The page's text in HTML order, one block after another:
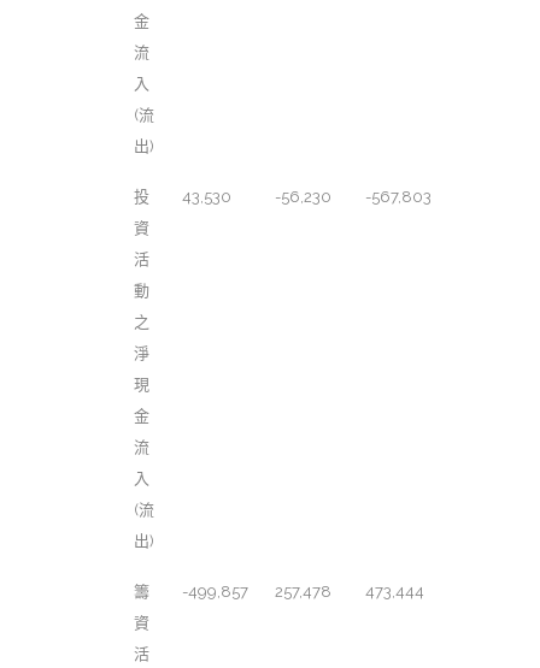
金
流
入
(流
出)
投
資
活
動
之
淨
現
金
流
入
(流
出)
43,530 -56,230 -567,803
籌
資
活
-499,857 257,478 473,444